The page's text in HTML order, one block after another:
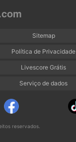
Sitemap
Política de Privacidade
Livescore Grátis
Serviço de dados
reservados.